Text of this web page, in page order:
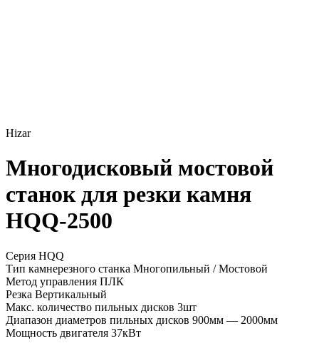
Hizar
Многодисковый мостовой
станок для резки камня
HQQ-2500
Серия HQQ
Тип камнерезного станка Многопильный / Мостовой
Метод управления ПЛК
Резка Вертикальный
Макс. количество пильных дисков 3шт
Диапазон диаметров пильных дисков 900мм — 2000мм
Мощность двигателя 37кВт